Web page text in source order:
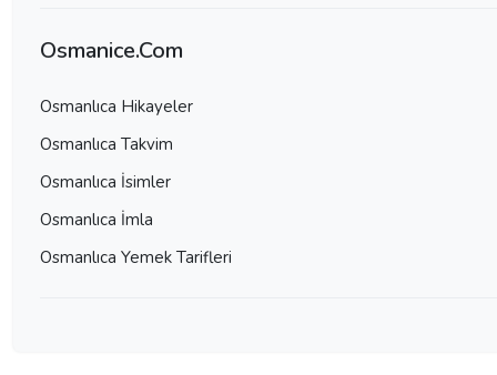
Osmanice.Com
Osmanlıca Hikayeler
Osmanlıca Takvim
Osmanlıca İsimler
Osmanlıca İmla
Osmanlıca Yemek Tarifleri